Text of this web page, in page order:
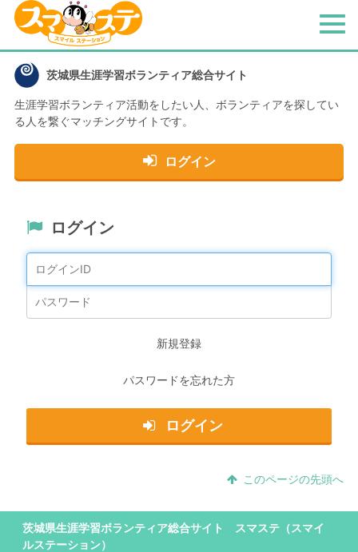
茨城県生涯学習ボランティア総合サイト
生涯学習ボランティア活動をしたい人、 ボランティアを探してい
る人を繋ぐマッチングサイトです。
ログイン
メ
ログイン
新規登録
パスワードを忘れた方
ログイン
このページの先頭へ
茨城県生涯学習ボランティア総合サイト スマステ（スマイ
ルステーション）